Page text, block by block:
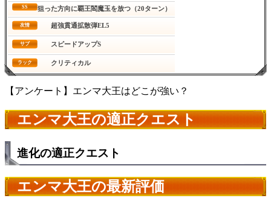
SS 狙った方向に覇王閻魔玉を放つ（20ターン）
友情 超強貫通拡散弾EL5
サブ スピードアップS
ラック クリティカル
【アンケート】エンマ大王はどこが強い？
エンマ大王の適正クエスト
進化の適正クエスト
エンマ大王の最新評価